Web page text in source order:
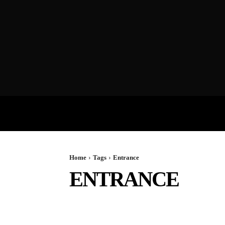
Home Tags Entrance
ENTRANCE